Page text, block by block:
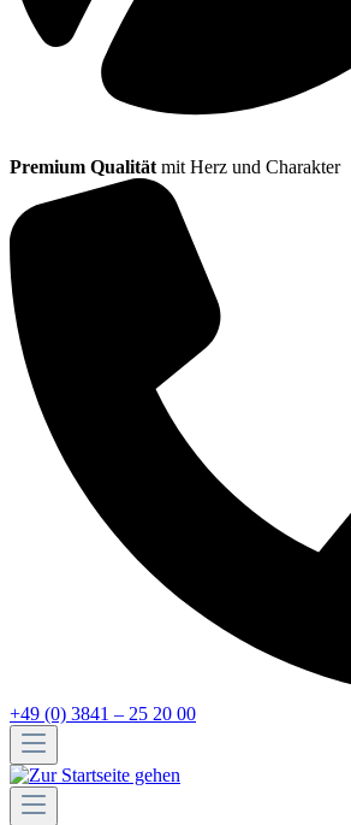
Premium Qualität mit Herz und Charakter
+49 (0) 3841 – 25 20 00